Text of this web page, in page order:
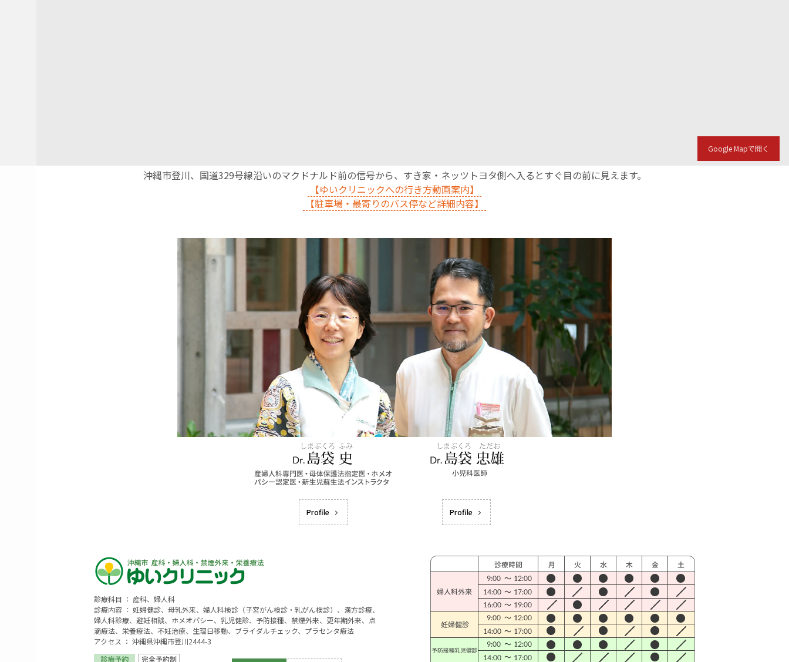
Google Mapで開く
沖縄市登川、国道329号線沿いのマクドナルド前の信号から、すき家・ネッツトヨタ側へ入るとすぐ目の前に見えます。
【ゆいクリニックへの行き方動画案内】
【駐車場・最寄りのバス停など詳細内容】
Profile Profile
診療科目 ： 産科、婦人科
診療内容 ： 妊婦健診、母乳外来、婦人科検診（子宮がん検診・乳がん検診）、漢方診療、
婦人科診療、避妊相談、ホメオパシー、乳児健診、予防接種、禁煙外来、更年期外来、点
滴療法、栄養療法、不妊治療、生理日移動、ブライダルチェック、プラセンタ療法
アクセス ： 沖縄県沖縄市登川2444-3